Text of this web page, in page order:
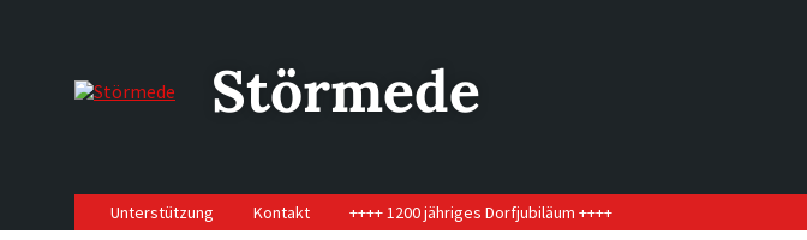
navigation
Störmede
Unterstützung Kontakt ++++ 1200 jähriges Dorfjubiläum ++++